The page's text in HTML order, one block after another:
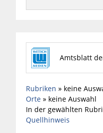
Amtsblatt
Rubriken » keine
Orte» keine Auswahl
In der gewählten
Quellhinweis